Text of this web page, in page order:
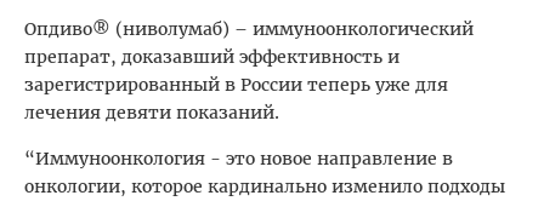
Опдиво® (ниволумаб) – иммуноонкологический
препарат, доказавший эффективность и
зарегистрированный в России теперь уже для
лечения девяти показаний.
“Иммуноонкология - это новое направление в
онкологии, которое кардинально изменило подходы